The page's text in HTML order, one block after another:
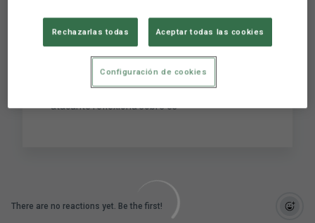
Es un axioma; una especie de aforismo que
presenta Joan Verdú y al que se aferra con
fuerza a tenor de las evidencias existentes en la
competición liguera. “En esta Liga si ganas dos
partidos en seguida cambia tu posición”. El
atacante reflexiona sobre es
There are no reactions yet. Be the first!
Rechazarlas todas Aceptar todas las cookies
Configuración de cookies